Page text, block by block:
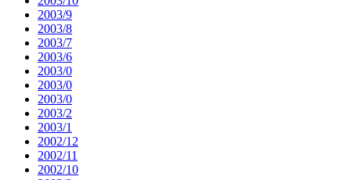
2003/9
2003/8
2003/7
2003/6
2003/0
2003/0
2003/0
2003/2
2003/1
2002/12
2002/11
2002/10